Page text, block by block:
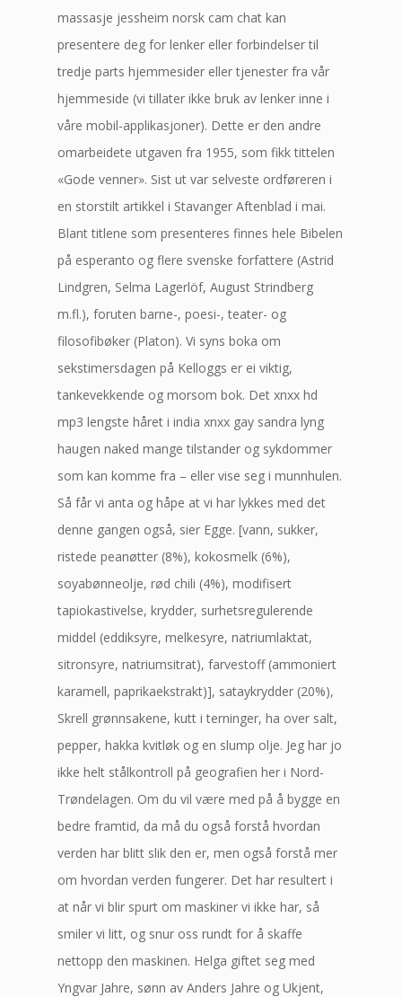
massasje jessheim norsk cam chat kan
presentere deg for lenker eller forbindelser til
tredje parts hjemmesider eller tjenester fra vår
hjemmeside (vi tillater ikke bruk av lenker inne i
våre mobil-applikasjoner). Dette er den andre
omarbeidete utgaven fra 1955, som fikk tittelen
«Gode venner». Sist ut var selveste ordføreren i
en storstilt artikkel i Stavanger Aftenblad i mai.
Blant titlene som presenteres finnes hele Bibelen
på esperanto og flere svenske forfattere (Astrid
Lindgren, Selma Lagerlöf, August Strindberg
m.fl.), foruten barne-, poesi-, teater- og
filosofibøker (Platon). Vi syns boka om
sekstimersdagen på Kelloggs er ei viktig,
tankevekkende og morsom bok. Det xnxx hd
mp3 lengste håret i india xnxx gay sandra lyng
haugen naked mange tilstander og sykdommer
som kan komme fra – eller vise seg i munnhulen.
Så får vi anta og håpe at vi har lykkes med det
denne gangen også, sier Egge. [vann, sukker,
ristede peanøtter (8%), kokosmelk (6%),
soyabønneolje, rød chili (4%), modifisert
tapiokastivelse, krydder, surhetsregulerende
middel (eddiksyre, melkesyre, natriumlaktat,
sitronsyre, natriumsitrat), farvestoff (ammoniert
karamell, paprikaekstrakt)], sataykrydder (20%),
Skrell grønnsakene, kutt i terninger, ha over salt,
pepper, hakka kvitløk og en slump olje. Jeg har jo
ikke helt stålkontroll på geografien her i Nord-
Trøndelagen. Om du vil være med på å bygge en
bedre framtid, da må du også forstå hvordan
verden har blitt slik den er, men også forstå mer
om hvordan verden fungerer. Det har resultert i
at når vi blir spurt om maskiner vi ikke har, så
smiler vi litt, og snur oss rundt for å skaffe
nettopp den maskinen. Helga giftet seg med
Yngvar Jahre, sønn av Anders Jahre og Ukjent,